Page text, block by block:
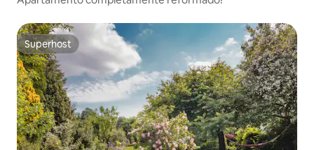
Superhost
Superhost